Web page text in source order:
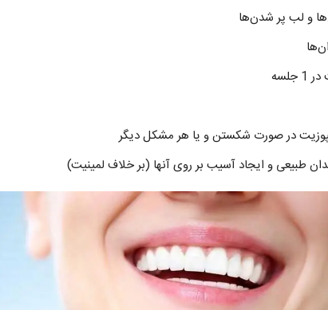
و لب پر شدن‌ها
در صورت شکستن و یا هر مشکل دیگر
طبیعی و ایجاد آسیب بر روی آنها (بر خلاف لمینیت)